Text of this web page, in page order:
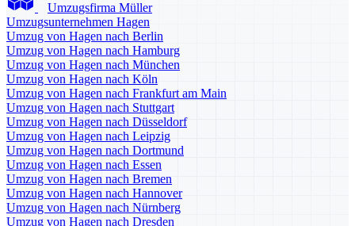
Umzugsfirma Müller
Umzugsunternehmen Hagen
Umzug von Hagen nach Berlin
Umzug von Hagen nach Hamburg
Umzug von Hagen nach München
Umzug von Hagen nach Köln
Umzug von Hagen nach Frankfurt am Main
Umzug von Hagen nach Stuttgart
Umzug von Hagen nach Düsseldorf
Umzug von Hagen nach Leipzig
Umzug von Hagen nach Dortmund
Umzug von Hagen nach Essen
Umzug von Hagen nach Bremen
Umzug von Hagen nach Hannover
Umzug von Hagen nach Nürnberg
Umzug von Hagen nach Dresden